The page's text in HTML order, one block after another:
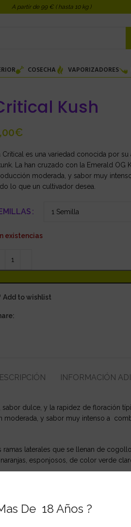
De 18 Años ?
A partir de 99 € ( hasta 10 kg )
COSECHA VAPORIZADORES
Kush
€
Critical es una variedad conocida por
La han cruzado con la Emerald OG
moderada, y sabor muy
lo que un cultivador desea.
existencias
Add to wishlist
INFORMACIÓN
dulce, y la rapidez de floración
moderada, y sabor muy intenso a
laterales que se llenan de
esponjosos, de color verde
dulce y afrutado con notas